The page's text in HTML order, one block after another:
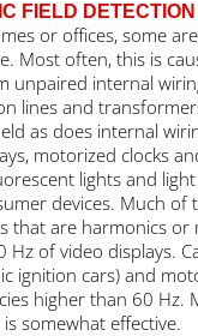
MAGNETIC FIELD
In most homes or
HIGH range. Most
largely from unpaired
transmission lines and
magnetic field as does
video displays,
heaters, fluorescent
inside consumer
frequencies that are
and 17,000 Hz of video
of electronic ignition
at frequencies higher
sheet steel is somewhat